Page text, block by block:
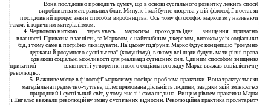
Вона послідовно проводить думку, що в основі суспільного розвитку лежить спосіб
виробництва матеріальних благ. Минуле і майбутнє людства у цій філософії постає як
послідовний процес зміни способів виробництва. Ось чому філософію марксизму називають
також історичним матеріалізмом.
марксизм
проходить ідея знищення приватної
4. Червоною ниткою
через увесь
власності. Приватна власність, за Марксом, є найглибшим джерелом, витоком усіх соціальних
бід, і тому саме її потрібно ліквідувати. На цьому підґрунті Маркс будує концепцію "розумної
держави й розумного суспільства" (комунізму), в якому всі люди будуть мати рівні права,
однакові соціальні можливості для реалізації сутнісних сил. Єдиним способом знищення
приватної
власності і утворення нового соціального ладу Маркс вважав соціалістичну
революцію.
5. Важливе місце в філософії марксизму посідає проблема практики. Вона трактується як
матеріальна предметно-чуттєва, цілеспрямована діяльність людини, завдяки якій змінюється
природний і суспільний світ, у тому числі і сама людина. Вищим рівнем практики Маркс
і Енгельс вважали революційну зміну суспільних відносин. Революційна практика пролетаріату